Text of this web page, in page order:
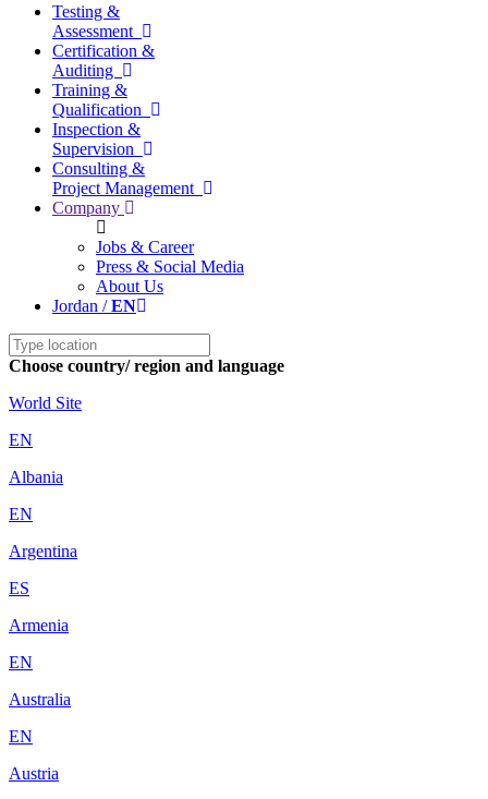
Testing &
Assessment
Certification &
Auditing
Training &
Qualification
Inspection &
Supervision
Consulting &
Project Management
Company
Jobs & Career
Press & Social Media
About Us
Jordan /EN
Choose country/ region and language
World Site
EN
Albania
EN
Argentina
ES
Armenia
EN
Australia
EN
Austria